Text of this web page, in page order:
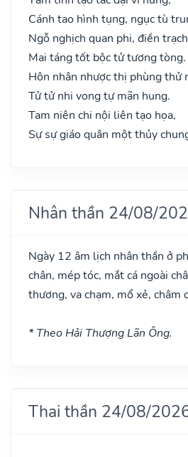
Cánh tao hình tụng, ngục tù
Ngỗ nghịch quan phi, điền
Mai táng tốt bộc tử tương tòng.
Hôn nhân nhược thị phùng thử
Tử tử nhi vong tự mãn hung.
Tam niên chi nội liên tạo họa,
Sự sự giáo quân một thủy
Nhân thần 24/08/
Ngày 12 âm lịch nhân thần ở
chân, mép tóc, mắt cá ngoài
thương, va chạm, mổ xẻ, châm
* Theo Hải Thượng Lãn Ông.
Thai thần 24/08/